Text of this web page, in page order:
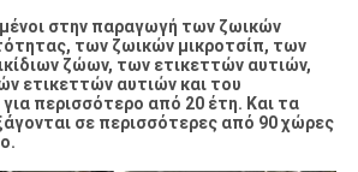
στην παραγωγή των ζωικών
των ζωικών μικροτσίπ, των
ζώων, των ετικεττών αυτιών,
ετικεττών αυτιών και του
περισσότερο από 20 έτη. Και τα
σε περισσότερες από 90 χώρες